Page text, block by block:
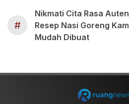
#
Nikmati Cita Rasa
Resep Nasi Goreng
Mudah Dibuat